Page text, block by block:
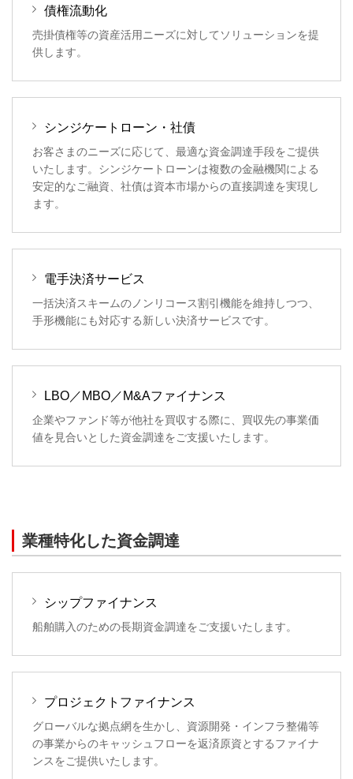
債権流動化
売掛債権等の資産活用ニーズに対してソリューションを提
供します。
シンジケートローン・社債
お客さまのニーズに応じて、最適な資金調達手段をご提供
いたします。シンジケートローンは複数の金融機関による
安定的なご融資、社債は資本市場からの直接調達を実現し
ます。
電手決済サービス
一括決済スキームのノンリコース割引機能を維持しつつ、
手形機能にも対応する新しい決済サービスです。
LBO／MBO／M&Aファイナンス
企業やファンド等が他社を買収する際に、買収先の事業価
値を見合いとした資金調達をご支援いたします。
業種特化した資金調達
シップファイナンス
船舶購入のための長期資金調達をご支援いたします。
プロジェクトファイナンス
グローバルな拠点網を生かし、資源開発・インフラ整備等
の事業からのキャッシュフローを返済原資とするファイナ
ンスをご提供いたします。